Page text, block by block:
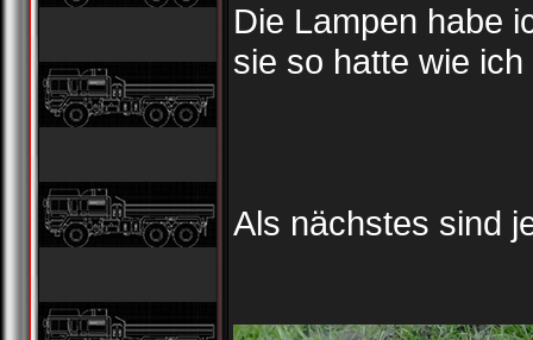
Die Lampen habe
sie so hatte wie
Als nächstes sind